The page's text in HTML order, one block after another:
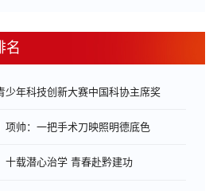
名
少年科技创新大赛中国科协主席奖
项帅：一把手术刀映照明德底色
十载潜心治学 青春赴黔建功